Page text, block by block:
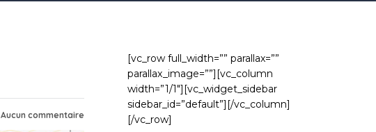
Aucun commentaire
[vc_row full_width=”” parallax=””
parallax_image=””][vc_column
width=”1/1″][vc_widget_sidebar
sidebar_id=”default”][/vc_column]
[/vc_row]